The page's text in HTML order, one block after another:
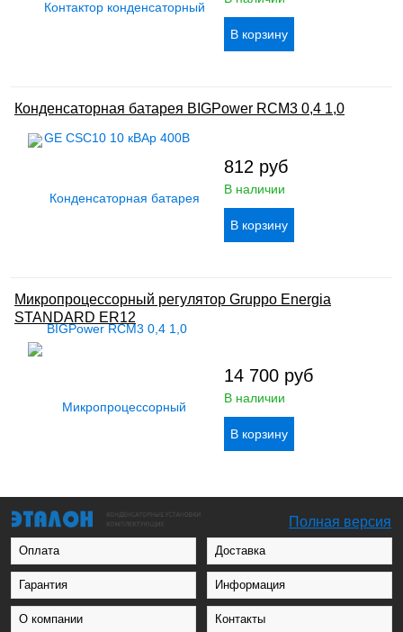
Конденсаторная батарея BIGPower RCM3 0,4 1,0
812 руб
В наличии
Микропроцессорный регулятор Gruppo Energia
STANDARD ER12
14 700 руб
В наличии
Полная версия
Оплата Доставка
Гарантия Информация
О компании Контакты